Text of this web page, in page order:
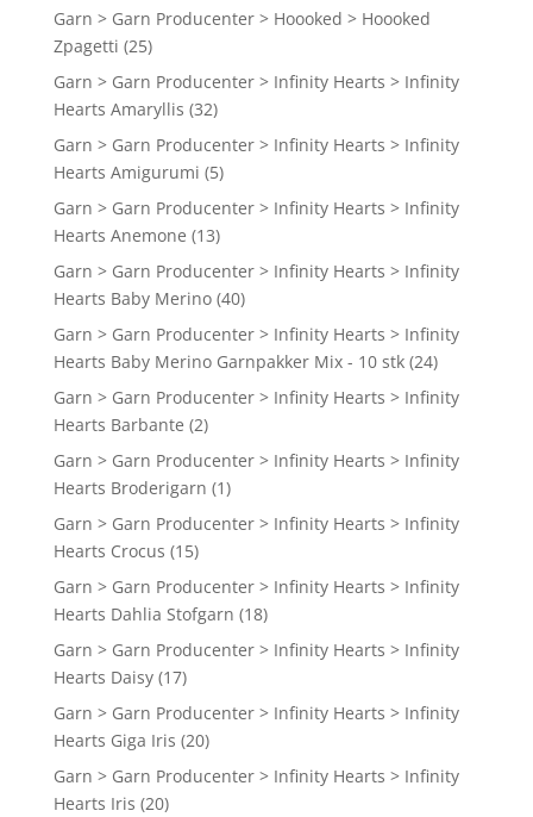
Garn > Garn Producenter > Hoooked > Hoooked
Zpagetti (25)
Garn > Garn Producenter > Infinity Hearts > Infinity
Hearts Amaryllis (32)
Garn > Garn Producenter > Infinity Hearts > Infinity
Hearts Amigurumi (5)
Garn > Garn Producenter > Infinity Hearts > Infinity
Hearts Anemone (13)
Garn > Garn Producenter > Infinity Hearts > Infinity
Hearts Baby Merino (40)
Garn > Garn Producenter > Infinity Hearts > Infinity
Hearts Baby Merino Garnpakker Mix - 10 stk (24)
Garn > Garn Producenter > Infinity Hearts > Infinity
Hearts Barbante (2)
Garn > Garn Producenter > Infinity Hearts > Infinity
Hearts Broderigarn (1)
Garn > Garn Producenter > Infinity Hearts > Infinity
Hearts Crocus (15)
Garn > Garn Producenter > Infinity Hearts > Infinity
Hearts Dahlia Stofgarn (18)
Garn > Garn Producenter > Infinity Hearts > Infinity
Hearts Daisy (17)
Garn > Garn Producenter > Infinity Hearts > Infinity
Hearts Giga Iris (20)
Garn > Garn Producenter > Infinity Hearts > Infinity
Hearts Iris (20)